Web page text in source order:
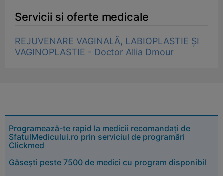
Servicii si oferte medicale
REJUVENARE VAGINALĂ, LABIOPLASTIE ȘI
VAGINOPLASTIE - Doctor Allia Dmour
Programează-te rapid la medicii recomandați de
SfatulMedicului.ro prin serviciul de programări
Clickmed
Găsești peste 7500 de medici cu program disponibil